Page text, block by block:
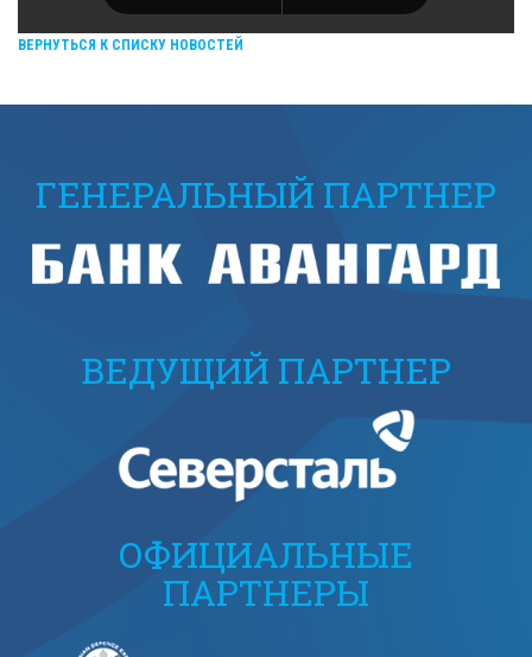
ВЕРНУТЬСЯ К СПИСКУ НОВОСТЕЙ
ГЕНЕРАЛЬНЫЙ ПАРТНЕР
ВЕДУЩИЙ ПАРТНЕР
ОФИЦИАЛЬНЫЕ
ПАРТНЕРЫ